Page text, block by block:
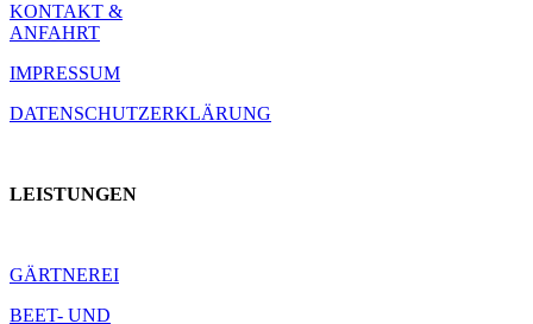
KONTAKT &
ANFAHRT
IMPRESSUM
DATENSCHUTZERKLÄRUNG
LEISTUNGEN
GÄRTNEREI
BEET- UND